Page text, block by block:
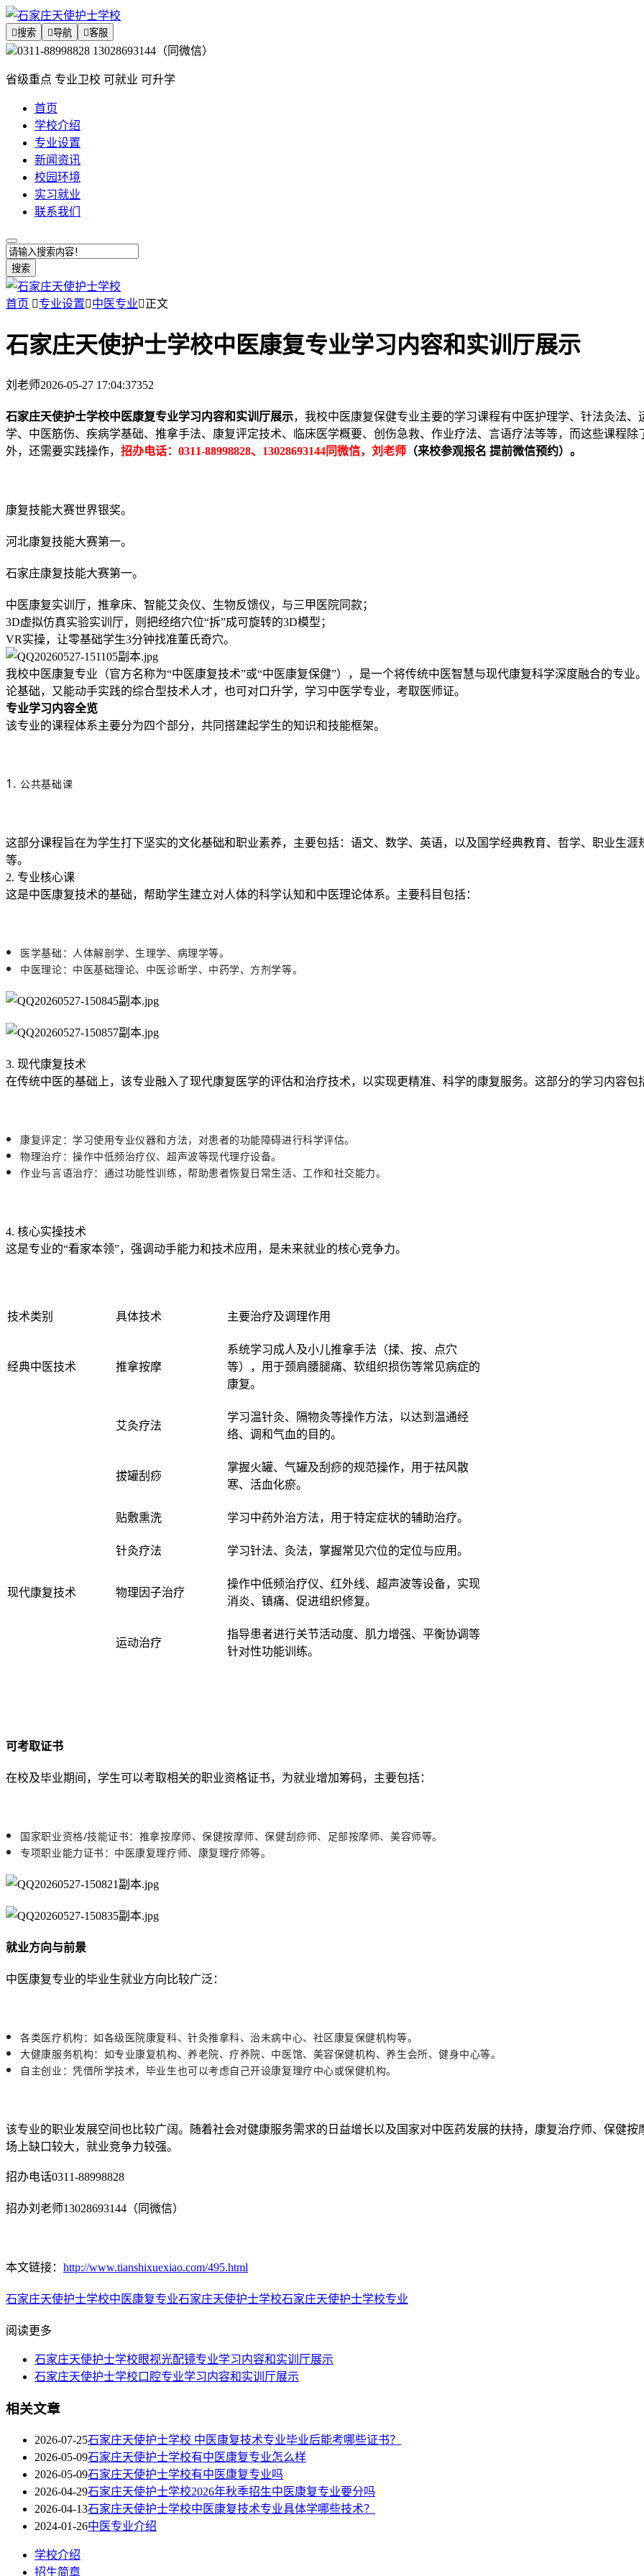
搜索 导航 客服
0311-88998828 13028693144（同微信）
省级重点 专业卫校 可就业 可升学
首页
学校介绍
专业设置
新闻资讯
校园环境
实习就业
联系我们
搜索
首页 专业设置中医专业正文
石家庄天使护士学校中医康复专业学习内容和实训厅展示
刘老师2026-05-27 17:04:37352
石家庄天使护士学校中医康复专业学习内容和实训厅展示，我校中医康复保健专业主要的学习课程有中医护理学、针法灸法、
学、中医筋伤、疾病学基础、推拿手法、康复评定技术、临床医学概要、创伤急救、作业疗法、言语疗法等等，而这些课程除
外，还需要实践操作， 招办电话：0311-88998828、13028693144同微信，刘老师 （来校参观报名 提前微信预约）。
康复技能大赛世界银奖。
河北康复技能大赛第一。
石家庄康复技能大赛第一。
中医康复实训厅，推拿床、智能艾灸仪、生物反馈仪，与三甲医院同款；
3D虚拟仿真实验实训厅，则把经络穴位“拆”成可旋转的3D模型；
VR实操，让零基础学生3分钟找准董氏奇穴。
我校中医康复专业（官方名称为“中医康复技术”或“中医康复保健”），是一个将传统中医智慧与现代康复科学深度融合的专业
论基础，又能动手实践的综合型技术人才，也可对口升学，学习中医学专业，考取医师证。
专业学习内容全览
该专业的课程体系主要分为四个部分，共同搭建起学生的知识和技能框架。
公共基础课
这部分课程旨在为学生打下坚实的文化基础和职业素养，主要包括：语文、数学、英语，以及国学经典教育、哲学、职业生涯
等。
2. 专业核心课
这是中医康复技术的基础，帮助学生建立对人体的科学认知和中医理论体系。主要科目包括：
医学基础：人体解剖学、生理学、病理学等。
中医理论：中医基础理论、中医诊断学、中药学、方剂学等。
3. 现代康复技术
在传统中医的基础上，该专业融入了现代康复医学的评估和治疗技术，以实现更精准、科学的康复服务。这部分的学习内容包
康复评定：学习使用专业仪器和方法，对患者的功能障碍进行科学评估。
物理治疗：操作中低频治疗仪、超声波等现代理疗设备。
作业与言语治疗：通过功能性训练，帮助患者恢复日常生活、工作和社交能力。
4. 核心实操技术
这是专业的“看家本领”，强调动手能力和技术应用，是未来就业的核心竞争力。
技术类别 具体技术 主要治疗及调理作用
经典中医技术 推拿按摩
系统学习成人及小儿推拿手法（揉、按、点穴
等），用于颈肩腰腿痛、软组织损伤等常见病症的
康复。
艾灸疗法
学习温针灸、隔物灸等操作方法，以达到温通经
络、调和气血的目的。
拔罐刮痧
掌握火罐、气罐及刮痧的规范操作，用于祛风散
寒、活血化瘀。
贴敷熏洗 学习中药外治方法，用于特定症状的辅助治疗。
针灸疗法 学习针法、灸法，掌握常见穴位的定位与应用。
现代康复技术 物理因子治疗
操作中低频治疗仪、红外线、超声波等设备，实现
消炎、镇痛、促进组织修复。
运动治疗
指导患者进行关节活动度、肌力增强、平衡协调等
针对性功能训练。
可考取证书
在校及毕业期间，学生可以考取相关的职业资格证书，为就业增加筹码，主要包括：
国家职业资格/技能证书：推拿按摩师、保健按摩师、保健刮痧师、足部按摩师、美容师等。
专项职业能力证书：中医康复理疗师、康复理疗师等。
就业方向与前景
中医康复专业的毕业生就业方向比较广泛：
各类医疗机构：如各级医院康复科、针灸推拿科、治未病中心、社区康复保健机构等。
大健康服务机构：如专业康复机构、养老院、疗养院、中医馆、美容保健机构、养生会所、健身中心等。
自主创业：凭借所学技术，毕业生也可以考虑自己开设康复理疗中心或保健机构。
该专业的职业发展空间也比较广阔。随着社会对健康服务需求的日益增长以及国家对中医药发展的扶持，康复治疗师、保健按
场上缺口较大，就业竞争力较强。
招办电话0311-88998828
招办刘老师13028693144（同微信）
本文链接： http://www.tianshixuexiao.com/495.html
石家庄天使护士学校中医康复专业石家庄天使护士学校石家庄天使护士学校专业
阅读更多
石家庄天使护士学校眼视光配镜专业学习内容和实训厅展示
石家庄天使护士学校口腔专业学习内容和实训厅展示
相关文章
2026-07-25石家庄天使护士学校 中医康复技术专业毕业后能考哪些证书？
2026-05-09石家庄天使护士学校有中医康复专业怎么样
2026-05-09石家庄天使护士学校有中医康复专业吗
2026-04-29石家庄天使护士学校2026年秋季招生中医康复专业要分吗
2026-04-13石家庄天使护士学校中医康复技术专业具体学哪些技术？
2024-01-26中医专业介绍
学校介绍
招生简章